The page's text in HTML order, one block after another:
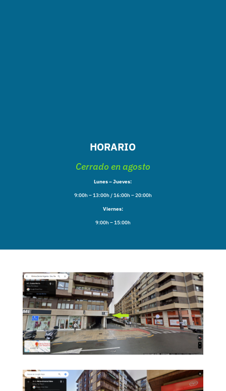
HORARIO
Cerrado en agosto
Lunes – Jueves:
9:00h – 13:00h / 16:00h – 20:00h
Viernes:
9:00h – 15:00h